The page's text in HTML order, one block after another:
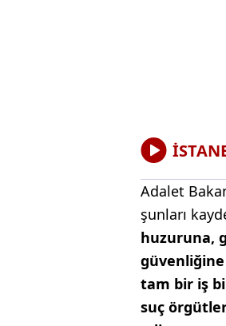
Adalet
şunları
huzuruna,
güvenliğine
tam bir iş
suç